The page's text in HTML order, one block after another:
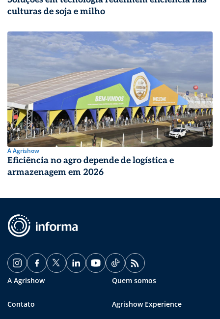
culturas de soja e milho
A Agrishow
Eficiência no agro depende de logística e
armazenagem em 2026
A Agrishow Quem somos
Contato Agrishow Experience